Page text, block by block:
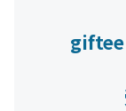
giftee